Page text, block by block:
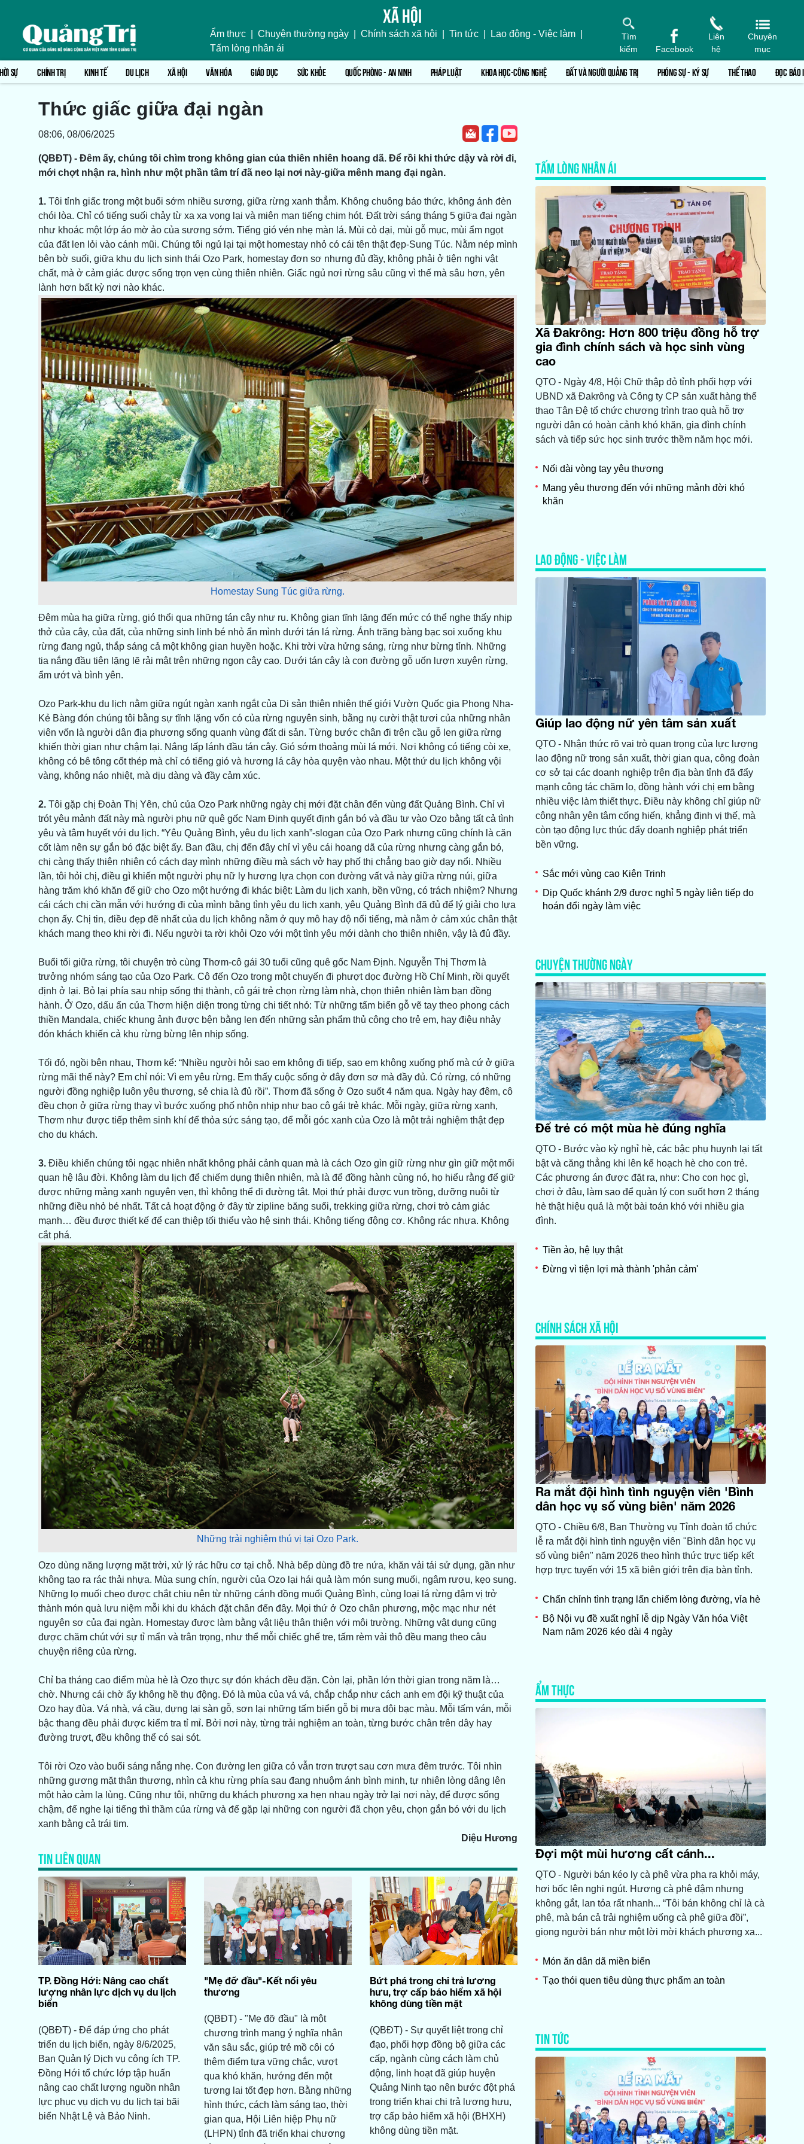
Xã hội
Ẩm thực Chuyện thường ngày Chính sách xã hội Tin tức Lao động - Việc làm
Tấm lòng nhân ái
Tìm
kiếm
Facebook
Liên
hệ
Chuyên
mục
SỰ CHÍNH TRỊ KINH TẾ DU LỊCH XÃ HỘI VĂN HÓA GIÁO DỤC SỨC KHỎE QUỐC PHÒNG - AN NINH PHÁP LUẬT KHOA HỌC-CÔNG NGHỆ ĐẤT VÀ NGƯỜI QUẢNG TRỊ PHÓNG SỰ - KÝ SỰ THỂ THAO ĐỌC BÁO
Thức giấc giữa đại ngàn
08:06, 08/06/2025
(QBĐT) - Đêm ấy, chúng tôi chìm trong không gian của thiên nhiên hoang dã. Để rồi khi thức dậy và rời đi,
mới chợt nhận ra, hình như một phần tâm trí đã neo lại nơi này-giữa mênh mang đại ngàn.
1. Tôi tỉnh giấc trong một buổi sớm nhiều sương, giữa rừng xanh thẳm. Không chuông báo thức, không ánh đèn
chói lòa. Chỉ có tiếng suối chảy từ xa xa vọng lại và miên man tiếng chim hót. Đất trời sáng tháng 5 giữa đại ngàn
như khoác một lớp áo mờ ảo của sương sớm. Tiếng gió vén nhẹ màn lá. Mùi cỏ dại, mùi gỗ mục, mùi ẩm ngọt
của đất len lỏi vào cánh mũi. Chúng tôi ngủ lại tại một homestay nhỏ có cái tên thật đẹp-Sung Túc. Nằm nép mình
bên bờ suối, giữa khu du lịch sinh thái Ozo Park, homestay đơn sơ nhưng đủ đầy, không phải ở tiện nghi vật
chất, mà ở cảm giác được sống trọn vẹn cùng thiên nhiên. Giấc ngủ nơi rừng sâu cũng vì thế mà sâu hơn, yên
lành hơn bất kỳ nơi nào khác.
Homestay Sung Túc giữa rừng.
Đêm mùa hạ giữa rừng, gió thổi qua những tán cây như ru. Không gian tĩnh lặng đến mức có thể nghe thấy nhịp
thở của cây, của đất, của những sinh linh bé nhỏ ẩn mình dưới tán lá rừng. Ánh trăng bàng bạc soi xuống khu
rừng đang ngủ, thắp sáng cả một không gian huyền hoặc. Khi trời vừa hửng sáng, rừng như bừng tỉnh. Những
tia nắng đầu tiên lặng lẽ rải mật trên những ngọn cây cao. Dưới tán cây là con đường gỗ uốn lượn xuyên rừng,
ẩm ướt và bình yên.
Ozo Park-khu du lịch nằm giữa ngút ngàn xanh ngắt của Di sản thiên nhiên thế giới Vườn Quốc gia Phong Nha-
Kẻ Bàng đón chúng tôi bằng sự tĩnh lặng vốn có của rừng nguyên sinh, bằng nụ cười thật tươi của những nhân
viên vốn là người dân địa phương sống quanh vùng đất di sản. Từng bước chân đi trên cầu gỗ len giữa rừng
khiến thời gian như chậm lại. Nắng lấp lánh đầu tán cây. Gió sớm thoảng mùi lá mới. Nơi không có tiếng còi xe,
không có bê tông cốt thép mà chỉ có tiếng gió và hương lá cây hòa quyện vào nhau. Một thứ du lịch không vội
vàng, không náo nhiệt, mà dịu dàng và đầy cảm xúc.
2. Tôi gặp chị Đoàn Thị Yên, chủ của Ozo Park những ngày chị mới đặt chân đến vùng đất Quảng Bình. Chỉ vì
trót yêu mảnh đất này mà người phụ nữ quê gốc Nam Định quyết định gắn bó và đầu tư vào Ozo bằng tất cả tình
yêu và tâm huyết với du lịch. “Yêu Quảng Bình, yêu du lịch xanh”-slogan của Ozo Park nhưng cũng chính là căn
cốt làm nên sự gắn bó đặc biệt ấy. Ban đầu, chị đến đây chỉ vì yêu cái hoang dã của rừng nhưng càng gắn bó,
chị càng thấy thiên nhiên có cách dạy mình những điều mà sách vở hay phố thị chẳng bao giờ dạy nổi. Nhiều
lần, tôi hỏi chị, điều gì khiến một người phụ nữ ly hương lựa chọn con đường vất vả này giữa rừng núi, giữa
hàng trăm khó khăn để giữ cho Ozo một hướng đi khác biệt: Làm du lịch xanh, bền vững, có trách nhiệm? Nhưng
cái cách chị cần mẫn với hướng đi của mình bằng tình yêu du lịch xanh, yêu Quảng Bình đã đủ để lý giải cho lựa
chọn ấy. Chị tin, điều đẹp đẽ nhất của du lịch không nằm ở quy mô hay độ nổi tiếng, mà nằm ở cảm xúc chân thật
khách mang theo khi rời đi. Nếu người ta rời khỏi Ozo với một tình yêu mới dành cho thiên nhiên, vậy là đủ đầy.
Buổi tối giữa rừng, tôi chuyện trò cùng Thơm-cô gái 30 tuổi cũng quê gốc Nam Định. Nguyễn Thị Thơm là
trưởng nhóm sáng tạo của Ozo Park. Cô đến Ozo trong một chuyến đi phượt dọc đường Hồ Chí Minh, rồi quyết
định ở lại. Bỏ lại phía sau nhịp sống thị thành, cô gái trẻ chọn rừng làm nhà, chọn thiên nhiên làm bạn đồng
hành. Ở Ozo, dấu ấn của Thơm hiện diện trong từng chi tiết nhỏ: Từ những tấm biển gỗ vẽ tay theo phong cách
thiền Mandala, chiếc khung ảnh được bện bằng len đến những sản phẩm thủ công cho trẻ em, hay điệu nhảy
đón khách khiến cả khu rừng bừng lên nhịp sống.
Tối đó, ngồi bên nhau, Thơm kể: “Nhiều người hỏi sao em không đi tiếp, sao em không xuống phố mà cứ ở giữa
rừng mãi thế này? Em chỉ nói: Vì em yêu rừng. Em thấy cuộc sống ở đây đơn sơ mà đầy đủ. Có rừng, có những
người đồng nghiệp luôn yêu thương, sẻ chia là đủ rồi”. Thơm đã sống ở Ozo suốt 4 năm qua. Ngày hay đêm, cô
đều chọn ở giữa rừng thay vì bước xuống phố nhộn nhịp như bao cô gái trẻ khác. Mỗi ngày, giữa rừng xanh,
Thơm như được tiếp thêm sinh khí để thỏa sức sáng tạo, để mỗi góc xanh của Ozo là một trải nghiệm thật đẹp
cho du khách.
3.Điều khiến chúng tôi ngạc nhiên nhất không phải cảnh quan mà là cách Ozo gìn giữ rừng như gìn giữ một mối
quan hệ lâu đời. Không làm du lịch để chiếm dụng thiên nhiên, mà là để đồng hành cùng nó, họ hiểu rằng để giữ
được những mảng xanh nguyên vẹn, thì không thể đi đường tắt. Mọi thứ phải được vun trồng, dưỡng nuôi từ
những điều nhỏ bé nhất. Tất cả hoạt động ở đây từ zipline băng suối, trekking giữa rừng, chơi trò cảm giác
mạnh… đều được thiết kế để can thiệp tối thiểu vào hệ sinh thái. Không tiếng động cơ. Không rác nhựa. Không
cắt phá.
Những trải nghiệm thú vị tại Ozo Park.
Ozo dùng năng lượng mặt trời, xử lý rác hữu cơ tại chỗ. Nhà bếp dùng đồ tre nứa, khăn vải tái sử dụng, gần như
không tạo ra rác thải nhựa. Mùa sung chín, người của Ozo lại hái quả làm món sung muối, ngâm rượu, kẹo sung.
Những lọ muối cheo được chắt chiu nên từ những cánh đồng muối Quảng Bình, cùng loại lá rừng đậm vị trở
thành món quà lưu niệm mỗi khi du khách đặt chân đến đây. Mọi thứ ở Ozo chân phương, mộc mạc như nét
nguyên sơ của đại ngàn. Homestay được làm bằng vật liệu thân thiện với môi trường. Những vật dụng cũng
được chăm chút với sự tỉ mẩn và trân trọng, như thể mỗi chiếc ghế tre, tấm rèm vải thô đều mang theo câu
chuyện riêng của rừng.
Chỉ ba tháng cao điểm mùa hè là Ozo thực sự đón khách đều đặn. Còn lại, phần lớn thời gian trong năm là…
chờ. Nhưng cái chờ ấy không hề thụ động. Đó là mùa của vá vá, chắp chắp như cách anh em đội kỹ thuật của
Ozo hay đùa. Vá nhà, vá cầu, dựng lại sàn gỗ, sơn lại những tấm biển gỗ bị mưa dội bạc màu. Mỗi tấm ván, mỗi
bậc thang đều phải được kiểm tra tỉ mỉ. Bởi nơi này, từng trải nghiệm an toàn, từng bước chân trên dây hay
đường trượt, đều không thể có sai sót.
Tôi rời Ozo vào buổi sáng nắng nhẹ. Con đường len giữa cỏ vẫn trơn trượt sau cơn mưa đêm trước. Tôi nhìn
những gương mặt thân thương, nhìn cả khu rừng phía sau đang nhuộm ánh bình minh, tự nhiên lòng dâng lên
một hảo cảm lạ lùng. Cũng như tôi, những du khách phương xa hẹn nhau ngày trở lại nơi này, để được sống
chậm, để nghe lại tiếng thì thầm của rừng và để gặp lại những con người đã chọn yêu, chọn gắn bó với du lịch
xanh bằng cả trái tim.
Diệu Hương
TIN LIÊN QUAN
TP. Đồng Hới: Nâng cao chất
lượng nhân lực dịch vụ du lịch
biển
(QBĐT) - Để đáp ứng cho phát
triển du lịch biển, ngày 8/6/2025,
Ban Quản lý Dịch vụ công ích TP.
Đồng Hới tổ chức lớp tập huấn
nâng cao chất lượng nguồn nhân
lực phục vụ dịch vụ du lịch tại bãi
biển Nhật Lệ và Bảo Ninh.
"Mẹ đỡ đầu"-Kết nối yêu
thương
(QBĐT) - "Mẹ đỡ đầu" là một
chương trình mang ý nghĩa nhân
văn sâu sắc, giúp trẻ mồ côi có
thêm điểm tựa vững chắc, vượt
qua khó khăn, hướng đến một
tương lai tốt đẹp hơn. Bằng những
hình thức, cách làm sáng tạo, thời
gian qua, Hội Liên hiệp Phụ nữ
(LHPN) tỉnh đã triển khai chương
Bứt phá trong chi trả lương
hưu, trợ cấp bảo hiểm xã hội
không dùng tiền mặt
(QBĐT) - Sự quyết liệt trong chỉ
đạo, phối hợp đồng bộ giữa các
cấp, ngành cùng cách làm chủ
động, linh hoạt đã giúp huyện
Quảng Ninh tạo nên bước đột phá
trong triển khai chi trả lương hưu,
trợ cấp bảo hiểm xã hội (BHXH)
không dùng tiền mặt.
TẤM LÒNG NHÂN ÁI
Xã Đakrông: Hơn 800 triệu đồng hỗ trợ
gia đình chính sách và học sinh vùng
cao
QTO - Ngày 4/8, Hội Chữ thập đỏ tỉnh phối hợp với
UBND xã Đakrông và Công ty CP sản xuất hàng thể
thao Tân Đệ tổ chức chương trình trao quà hỗ trợ
người dân có hoàn cảnh khó khăn, gia đình chính
sách và tiếp sức học sinh trước thềm năm học mới.
Nối dài vòng tay yêu thương
Mang yêu thương đến với những mảnh đời khó
khăn
LAO ĐỘNG - VIỆC LÀM
Giúp lao động nữ yên tâm sản xuất
QTO - Nhận thức rõ vai trò quan trọng của lực lượng
lao động nữ trong sản xuất, thời gian qua, công đoàn
cơ sở tại các doanh nghiệp trên địa bàn tỉnh đã đẩy
mạnh công tác chăm lo, đồng hành với chị em bằng
nhiều việc làm thiết thực. Điều này không chỉ giúp nữ
công nhân yên tâm cống hiến, khẳng định vị thế, mà
còn tạo động lực thúc đẩy doanh nghiệp phát triển
bền vững.
Sắc mới vùng cao Kiên Trinh
Dịp Quốc khánh 2/9 được nghỉ 5 ngày liên tiếp do
hoán đổi ngày làm việc
CHUYỆN THƯỜNG NGÀY
Để trẻ có một mùa hè đúng nghĩa
QTO - Bước vào kỳ nghỉ hè, các bậc phụ huynh lại tất
bật và căng thẳng khi lên kế hoạch hè cho con trẻ.
Các phương án được đặt ra, như: Cho con học gì,
chơi ở đâu, làm sao để quản lý con suốt hơn 2 tháng
hè thật hiệu quả là một bài toán khó với nhiều gia
đình.
Tiền ảo, hệ lụy thật
Đừng vì tiện lợi mà thành 'phản cảm'
CHÍNH SÁCH XÃ HỘI
Ra mắt đội hình tình nguyện viên 'Bình
dân học vụ số vùng biên' năm 2026
QTO - Chiều 6/8, Ban Thường vụ Tỉnh đoàn tổ chức
lễ ra mắt đội hình tình nguyện viên "Bình dân học vụ
số vùng biên" năm 2026 theo hình thức trực tiếp kết
hợp trực tuyến với 15 xã biên giới trên địa bàn tỉnh.
Chấn chỉnh tình trạng lấn chiếm lòng đường, vỉa hè
Bộ Nội vụ đề xuất nghỉ lễ dịp Ngày Văn hóa Việt
Nam năm 2026 kéo dài 4 ngày
ẨM THỰC
Đợi một mùi hương cất cánh...
QTO - Người bán kéo ly cà phê vừa pha ra khỏi máy,
hơi bốc lên nghi ngút. Hương cà phê đậm nhưng
không gắt, lan tỏa rất nhanh... “Tôi bán không chỉ là cà
phê, mà bán cả trải nghiệm uống cà phê giữa đồi”,
giọng người bán như một lời mời khách phương xa...
Món ăn dân dã miền biển
Tạo thói quen tiêu dùng thực phẩm an toàn
TIN TỨC